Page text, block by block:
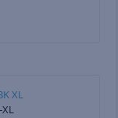
XL
XL